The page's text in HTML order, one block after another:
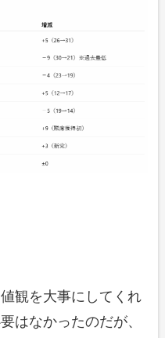
観を大事にしてくれ
はなかったのだが、